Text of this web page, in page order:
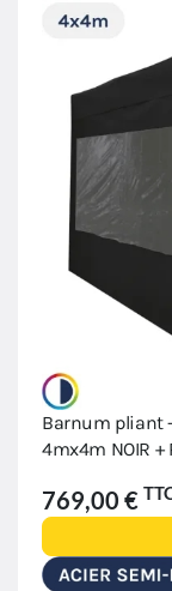
Barnum pliant
4mx4m NOIR
769,00 €